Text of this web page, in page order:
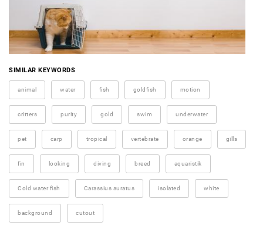
SIMILAR KEYWORDS
animal water fish goldfish motion
critters purity gold swim underwater
pet carp tropical vertebrate orange gills
fin looking diving breed aquaristik
Cold water fish Carassius auratus isolated white
background cutout